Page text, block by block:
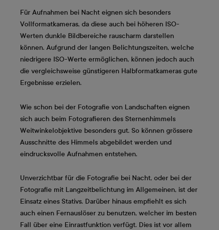
Für Aufnahmen bei Nacht eignen sich besonders
Vollformatkameras, da diese auch bei höheren ISO-
Werten dunkle Bildbereiche rauscharm darstellen
können. Aufgrund der langen Belichtungszeiten, welche
niedrigere ISO-Werte ermöglichen, können jedoch auch
die vergleichsweise günstigeren Halbformatkameras gute
Ergebnisse erzielen.
Wie schon bei der Fotografie von Landschaften eignen
sich auch beim Fotografieren des Sternenhimmels
Weitwinkelobjektive besonders gut. So können grössere
Ausschnitte des Himmels abgebildet werden und
eindrucksvolle Aufnahmen entstehen.
Unverzichtbar für die Fotografie bei Nacht, oder bei der
Fotografie mit Langzeitbelichtung im Allgemeinen, ist der
Einsatz eines Stativs. Darüber hinaus empfiehlt es sich
auch einen Fernauslöser zu benutzen, welcher im besten
Fall über eine Einrastfunktion verfügt. Dies ist vor allem